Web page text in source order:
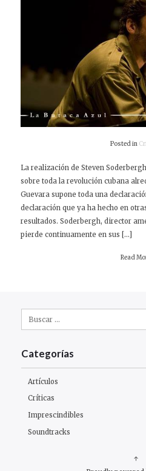
Posted in
La realización de Steven
sobre toda la revolución cubana
Guevara supone toda una
declaración que ya ha hecho en
resultados. Soderbergh, director
pierde continuamente en sus […]
Read
Buscar:
Categorías
Artículos
Críticas
Imprescindibles
Soundtracks
↑